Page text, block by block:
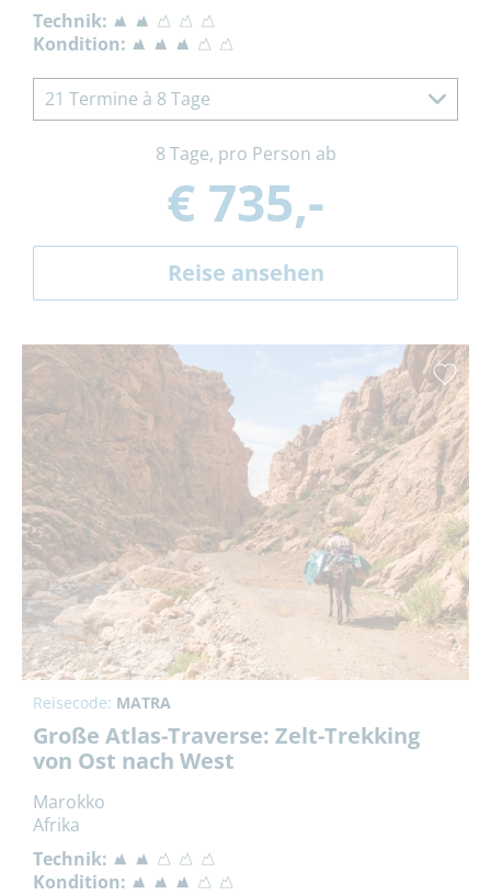
Technik:
Kondition:
21 Termine à 8 Tage
8 Tage, pro Person ab
€ 735,-
Reise ansehen
Reisecode: MATRA
Große Atlas-Traverse: Zelt-Trekking
von Ost nach West
Marokko
Afrika
Technik:
Kondition: